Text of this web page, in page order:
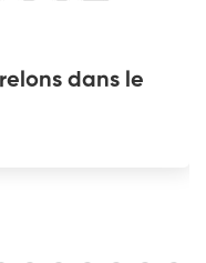
dans le